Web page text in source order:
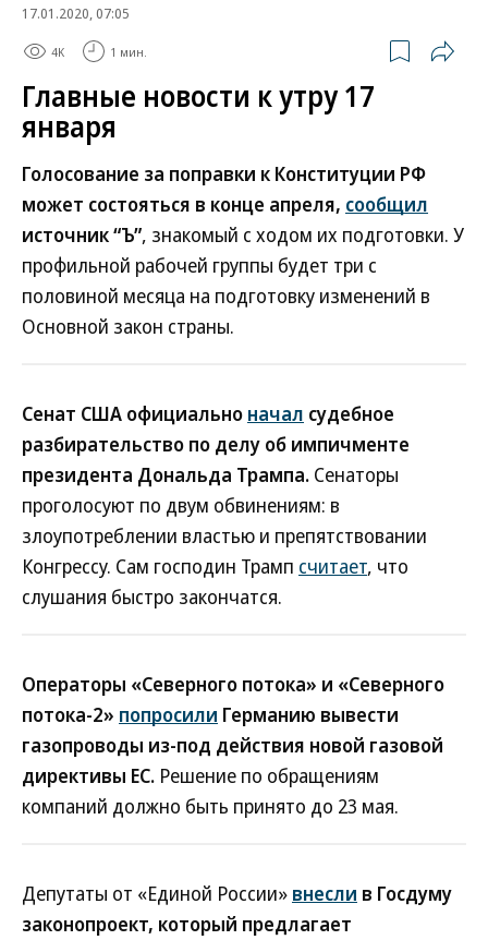
17.01.2020, 07:05
4K 1 мин.
Главные новости к утру 17
января
Голосование за поправки к Конституции РФ
может состояться в конце апреля, сообщил
источник “Ъ”, знакомый с ходом их подготовки. У
профильной рабочей группы будет три с
половиной месяца на подготовку изменений в
Основной закон страны.
Сенат США официально начал судебное
разбирательство по делу об импичменте
президента Дональда Трампа. Сенаторы
проголосуют по двум обвинениям: в
злоупотреблении властью и препятствовании
Конгрессу. Сам господин Трамп считает, что
слушания быстро закончатся.
Операторы «Северного потока» и «Северного
потока-2» попросили Германию вывести
газопроводы из-под действия новой газовой
директивы ЕС. Решение по обращениям
компаний должно быть принято до 23 мая.
Депутаты от «Единой России» внесли в Госдуму
законопроект, который предлагает